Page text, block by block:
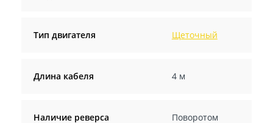
Тип двигателя Щеточный
Длина кабеля 4 м
Наличие реверса
Поворотом